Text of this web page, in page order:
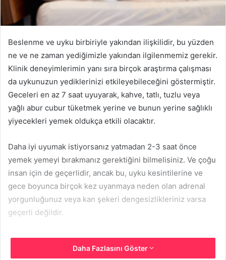
Beslenme ve uyku birbiriyle yakından ilişkilidir, bu yüzden
ne ve ne zaman yediğimizle yakından ilgilenmemiz gerekir.
Klinik deneyimlerimin yanı sıra birçok araştırma çalışması
da uykunuzun yediklerinizi etkileyebileceğini göstermiştir.
Geceleri en az 7 saat uyuyarak, kahve, tatlı, tuzlu veya
yağlı abur cubur tüketmek yerine ve bunun yerine sağlıklı
yiyecekleri yemek oldukça etkili olacaktır.
Daha iyi uyumak istiyorsanız yatmadan 2-3 saat önce
yemek yemeyi bırakmanız gerektiğini bilmelisiniz. Ve çoğu
insan için de geçerlidir, ancak bu, uyku kesintilerine ve
gece boyunca birçok kez uyanmaya neden olan adrenal
yorgunluğunuz veya kan şekeri dengesizlikleriniz varsa
geçerli değildir.
Daha Fazlasını Göster